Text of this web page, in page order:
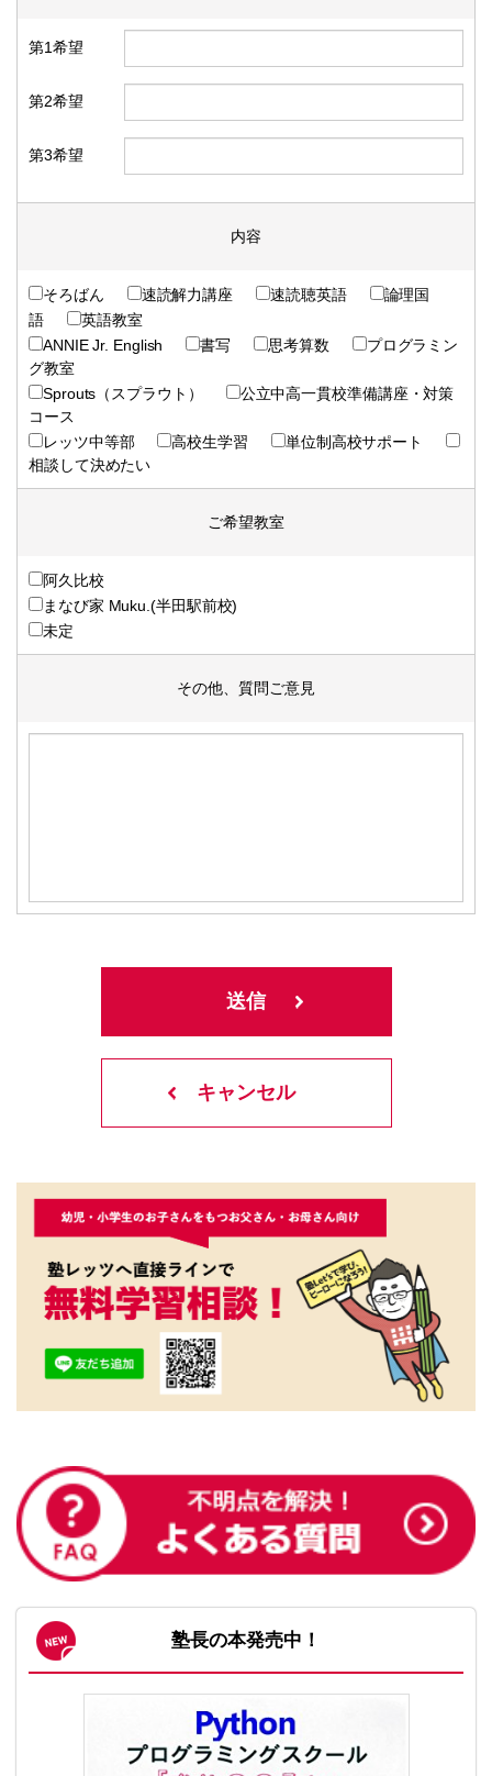
第1希望
第2希望
第3希望
内容
そろばん 速読解力講座 速読聴英語
論理国
語
英語教室
ANNIE Jr. English
書写 思考算数
プログラミン
グ教室
Sprouts（スプラウト）
公立中高一貫校準備講座・対策
コース
レッツ中等部
高校生学習
単位制高校サポート
相談して決めたい
ご希望教室
阿久比校
まなび家 Muku.(半田駅前校)
未定
その他、質問ご意見
キャンセル
塾長の本発売中！